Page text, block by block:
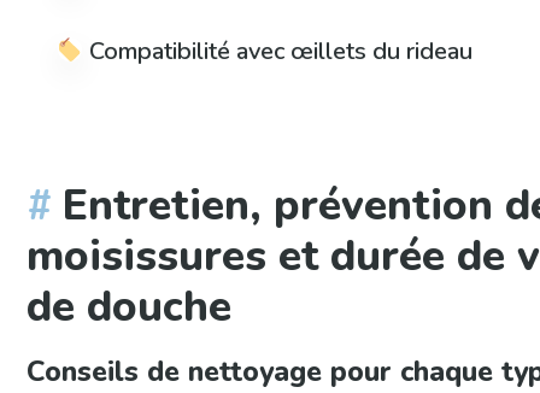
Compatibilité avec œillets du rideau
Entretien, prévention
moisissures et durée de
de douche
Conseils de nettoyage pour chaque